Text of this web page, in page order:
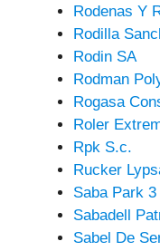
Rodenas Y
Rodilla
Rodin SA
Rodman
Rogasa
Roler
Rpk S.c.
Rucker
Saba Park 3
Sabadell
Sabel De